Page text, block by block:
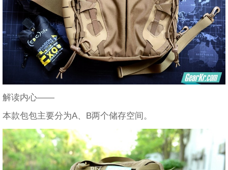
解读内心——
本款包包主要分为A、B两个储存空间。